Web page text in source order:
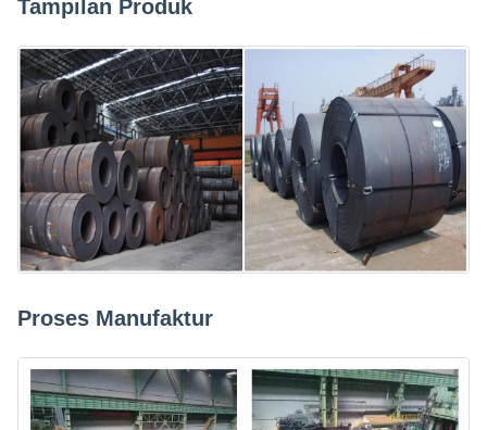
Tampilan Produk
Proses Manufaktur